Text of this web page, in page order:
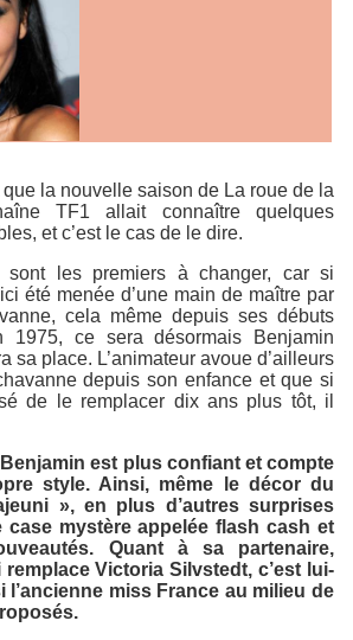
la nouvelle saison de La roue de la
TF1 allait connaître quelques
et c’est le cas de le dire.
sont les premiers à changer, car si
été menée d’une main de maître par
cela même depuis ses débuts
1975, ce sera désormais Benjamin
sa place. L’animateur avoue d’ailleurs
depuis son enfance et que si
de le remplacer dix ans plus tôt, il
Benjamin est plus confiant et compte
style. Ainsi, même le décor du
», en plus d’autres surprises
case mystère appeléeflash cash et
Quant à sa partenaire,
Victoria Silvstedt, c’est lui-
l’ancienne miss France au milieu de